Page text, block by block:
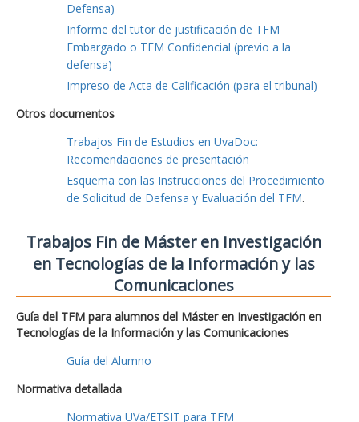
Defensa)
Informe del tutor de justificación de TFM
Embargado o TFM Confidencial (previo a la
defensa)
Impreso de Acta de Calificación (para el tribunal)
Otros documentos
Trabajos Fin de Estudios en UvaDoc:
Recomendaciones de presentación
Esquema con las Instrucciones del Procedimiento
de Solicitud de Defensa y Evaluación del TFM.
Trabajos Fin de Máster en Investigación
en Tecnologías de la Información y las
Comunicaciones
Guía del TFM para alumnos del Máster en Investigación en
Tecnologías de la Información y las Comunicaciones
Guía del Alumno
Normativa detallada
Normativa UVa/ETSIT para TFM